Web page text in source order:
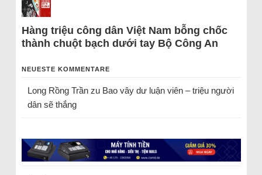
Hàng triệu công dân Việt Nam bỗng chốc
thành chuột bạch dưới tay Bộ Công An
NEUESTE KOMMENTARE
Long Rồng Trầnzu Bao vây dư luận viên – triệu người
dân sẽ thắng